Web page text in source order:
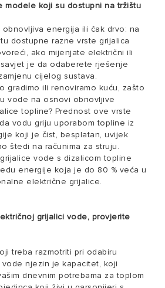
modele koji su dostupni na tržištu
obnovljiva energija ili čak drvo: na
dostupne razne vrste grijalica
ako mijenjate električni ili
je da odaberete rješenje
cijelog sustava.
gradimo ili renoviramo kuću, zašto
vode na osnovi obnovljive
topline? Prednost ove vrste
vodu griju uporabom topline iz
koji je čist, besplatan, uvijek
štedi na računima za struju.
vode s dizalicom topline
energije koja je do 80 % veća u
električne grijalice.
grijalici vode, provjerite
treba razmotriti pri odabiru
njezin je kapacitet, koji
dnevnim potrebama za toplom